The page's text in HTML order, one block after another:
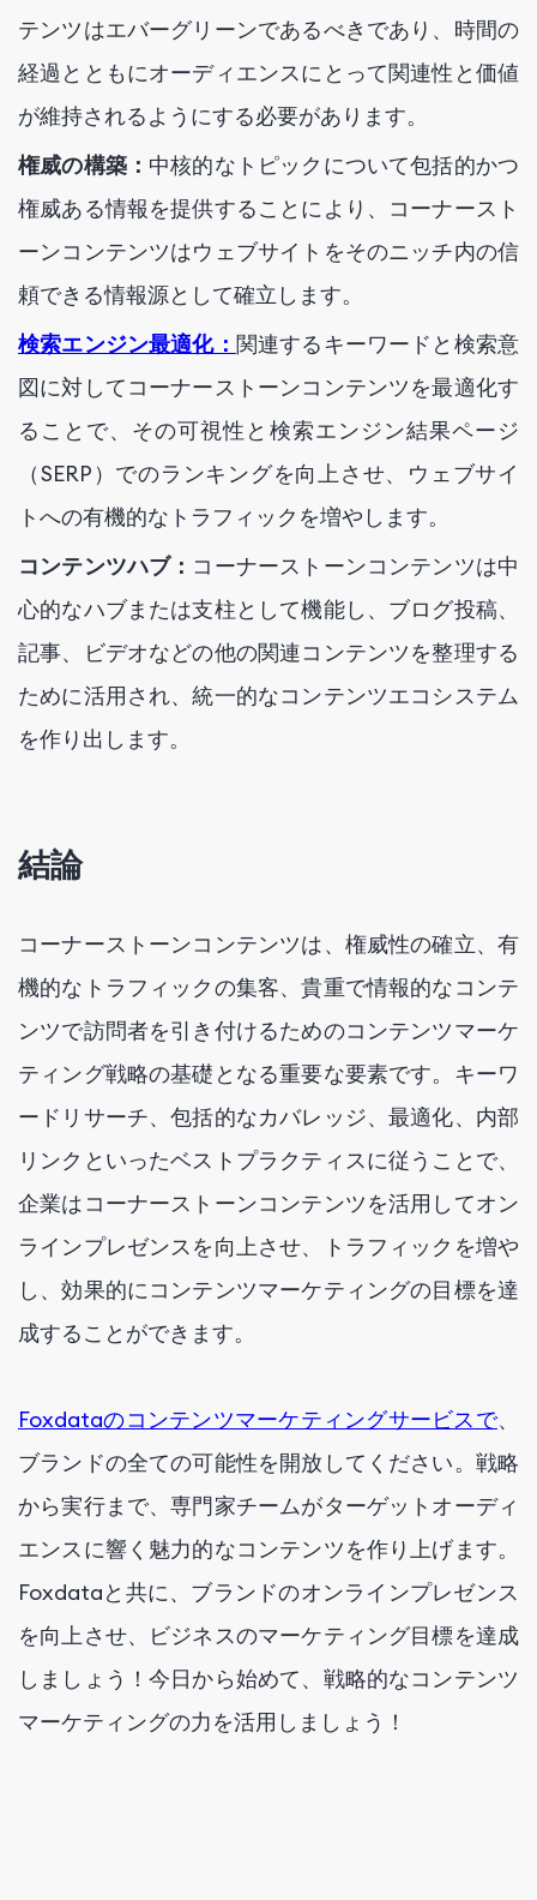
テンツはエバーグリーンであるべきであり、時間の
経過とともにオーディエンスにとって関連性と価値
が維持されるようにする必要があります。
権威の構築： 中核的なトピックについて包括的かつ
権威ある情報を提供することにより、コーナースト
ーンコンテンツはウェブサイトをそのニッチ内の信
頼できる情報源として確立します。
検索エンジン最適化： 関連するキーワードと検索意
図に対してコーナーストーンコンテンツを最適化す
ることで、その可視性と検索エンジン結果ページ
（SERP）でのランキングを向上させ、ウェブサイ
トへの有機的なトラフィックを増やします。
コンテンツハブ： コーナーストーンコンテンツは中
心的なハブまたは支柱として機能し、ブログ投稿、
記事、ビデオなどの他の関連コンテンツを整理する
ために活用され、統一的なコンテンツエコシステム
を作り出します。
結論
コーナーストーンコンテンツは、権威性の確立、有
機的なトラフィックの集客、貴重で情報的なコンテ
ンツで訪問者を引き付けるためのコンテンツマーケ
ティング戦略の基礎となる重要な要素です。キーワ
ードリサーチ、包括的なカバレッジ、最適化、内部
リンクといったベストプラクティスに従うことで、
企業はコーナーストーンコンテンツを活用してオン
ラインプレゼンスを向上させ、トラフィックを増や
し、効果的にコンテンツマーケティングの目標を達
成することができます。
Foxdataのコンテンツマーケティングサービスで、
ブランドの全ての可能性を開放してください。戦略
から実行まで、専門家チームがターゲットオーディ
エンスに響く魅力的なコンテンツを作り上げます。
Foxdataと共に、ブランドのオンラインプレゼンス
を向上させ、ビジネスのマーケティング目標を達成
しましょう！今日から始めて、戦略的なコンテンツ
マーケティングの力を活用しましょう！